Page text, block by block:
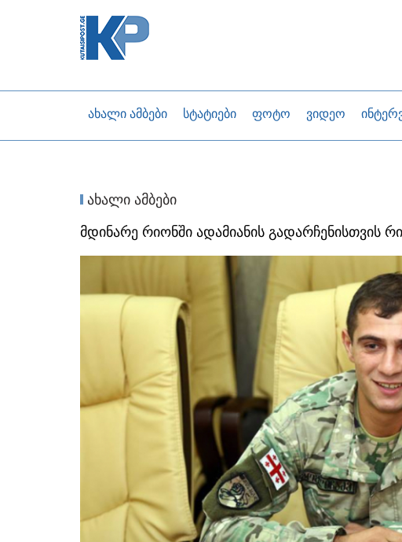
ახალი ამბები სტატიები ფოტო ვიდეო
ახალი ამბები
მდინარე რიონში ადამიანის გადარჩენისთვის